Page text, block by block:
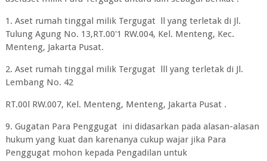
1. Aset rumah tinggal milik Tergugat ll yang terletak di Jl.
Tulung Agung No. 13,RT.00'1 RW.004, Kel. Menteng, Kec.
Menteng, Jakarta Pusat.
2. Aset rumah tinggal milik Tergugat lll yang terletak di Jl.
Lembang No. 42
RT.00l RW.007, Kel. Menteng, Menteng, Jakarta Pusat .
9. Gugatan Para Penggugat ini didasarkan pada alasan-alasan
hukum yang kuat dan karenanya cukup wajar jika Para
Penggugat mohon kepada Pengadilan untuk